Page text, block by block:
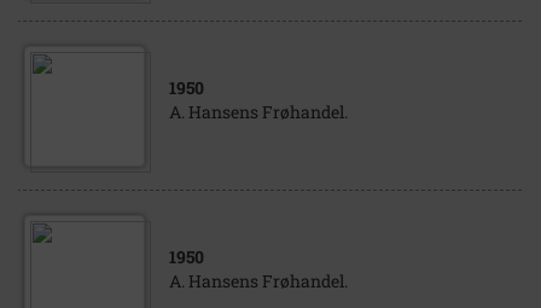
1950
A. Hansens Frøhandel.
1950
A. Hansens Frøhandel.